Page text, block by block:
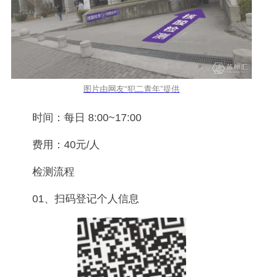
图片由网友“犯二青年”提供
时间：每日 8:00~17:00
费用：40元/人
检测流程
01、扫码登记个人信息